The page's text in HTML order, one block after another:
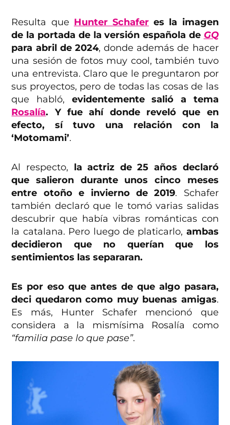
Resulta que Hunter Schafer es la imagen
de la portada de la versión española de GQ
para abril de 2024, donde además de hacer
una sesión de fotos muy cool, también tuvo
una entrevista. Claro que le preguntaron por
sus proyectos, pero de todas las cosas de las
que habló, evidentemente salió a tema
Rosalía. Y fue ahí donde reveló que en
efecto, sí tuvo una relación con la
‘Motomami’.
Al respecto, la actriz de 25 años declaró
que salieron durante unos cinco meses
entre otoño e invierno de 2019. Schafer
también declaró que le tomó varias salidas
descubrir que había vibras románticas con
la catalana. Pero luego de platicarlo, ambas
decidieron que no querían que los
sentimientos las separaran.
Es por eso que antes de que algo pasara,
deci quedaron como muy buenas amigas.
Es más, Hunter Schafer mencionó que
considera a la mismísima Rosalía como
“familia pase lo que pase”.